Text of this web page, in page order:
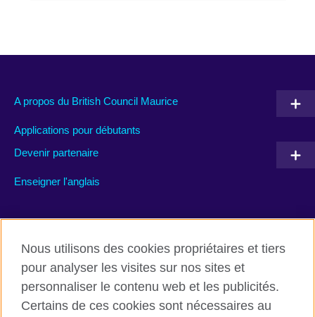
A propos du British Council Maurice
Applications pour débutants
Devenir partenaire
Enseigner l'anglais
Nous utilisons des cookies propriétaires et tiers
pour analyser les visites sur nos sites et
personnaliser le contenu web et les publicités.
Certains de ces cookies sont nécessaires au